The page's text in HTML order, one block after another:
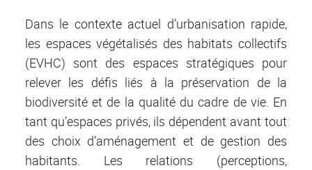
Dans le contexte actuel d’urbanisation rapide,
les espaces végétalisés des habitats collectifs
(EVHC) sont des espaces stratégiques pour
relever les défis liés à la préservation de la
biodiversité et de la qualité du cadre de vie. En
tant qu’espaces privés, ils dépendent avant tout
des choix d’aménagement et de gestion des
habitants. Les relations (perceptions,